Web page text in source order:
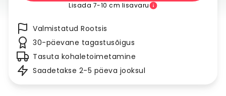
Lisada 7-10 cm lisavaru
Valmistatud Rootsis
30-päevane tagastusõigus
Tasuta kohaletoimetamine
Saadetakse 2-5 päeva jooksul